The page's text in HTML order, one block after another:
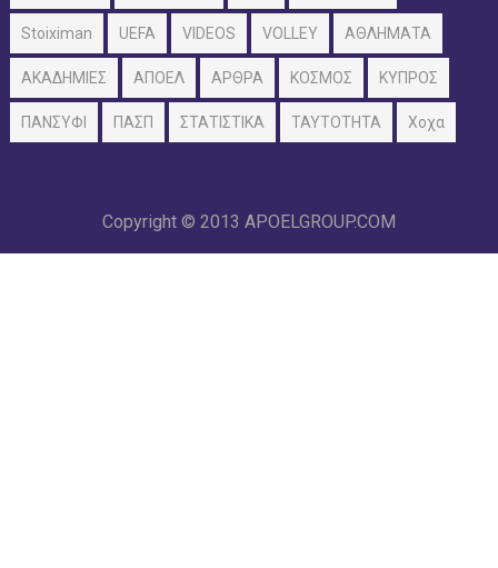
Stoiximan UEFA VIDEOS VOLLEY ΑΘΛΗΜΑΤΑ
ΑΚΑΔΗΜΙΕΣ ΑΠΟΕΛ ΑΡΘΡΑ ΚΟΣΜΟΣ ΚΥΠΡΟΣ
ΠΑΝΣΥΦΙ ΠΑΣΠ ΣΤΑΤΙΣΤΙΚΑ ΤΑΥΤΟΤΗΤΑ Χοχα
Copyright © 2013 APOELGROUP.COM